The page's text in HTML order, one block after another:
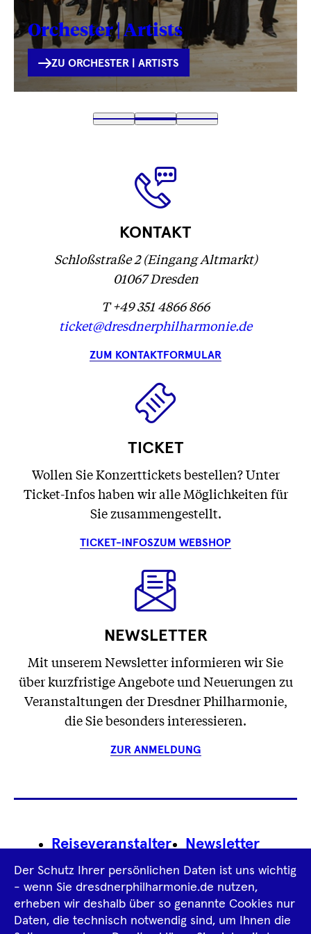
Orchester | Artists
INTERNE
VERLINKUNG
ZU ORCHESTER | ARTISTS
Text
1
Text
2
(
...
Text
3
KONTAKT
Schloßstraße 2 (Eingang Altmarkt)
01067 Dresden
T +49 351 4866 866
ticket@dresdnerphilharmonie.de
ZUM KONTAKTFORMULAR
TICKET
Wollen Sie Konzerttickets bestellen? Unter
Ticket-Infos haben wir alle Möglichkeiten für
Sie zusammengestellt.
TICKET-INFOSZUM WEBSHOP
NEWSLETTER
Mit unserem Newsletter informieren wir Sie
über kurzfristige Angebote und Neuerungen zu
Veranstaltungen der Dresdner Philharmonie,
die Sie besonders interessieren.
ZUR ANMELDUNG
Footer
Reiseveranstalter Newsletter
Impressum
Datenschutz­information AGB
Der Schutz Ihrer persönlichen Daten ist uns wichtig
- wenn Sie dresdnerphilharmonie.de nutzen,
erheben wir deshalb über so genannte Cookies nur
Daten, die technisch notwendig sind, um Ihnen die